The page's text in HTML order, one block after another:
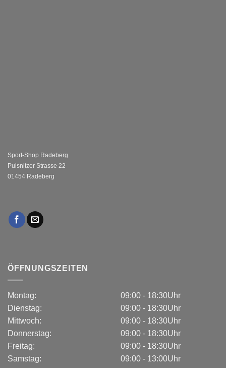
Sport-Shop Radeberg
Pulsnitzer Strasse 22
01454 Radeberg
ÖFFNUNGSZEITEN
Montag:
Dienstag:
Mittwoch:
Donnerstag:
Freitag:
Samstag:
09:00 - 18:30Uhr
09:00 - 18:30Uhr
09:00 - 18:30Uhr
09:00 - 18:30Uhr
09:00 - 18:30Uhr
09:00 - 13:00Uhr